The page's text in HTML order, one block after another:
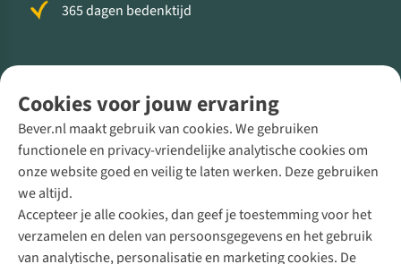
Cookies voor jouw ervaring
Bever.nl maakt gebruik van cookies. We gebruiken
functionele en privacy-vriendelijke analytische cookies om
onze website goed en veilig te laten werken. Deze gebruiken
we altijd.
Accepteer je alle cookies, dan geef je toestemming voor het
verzamelen en delen van persoonsgegevens en het gebruik
van analytische, personalisatie en marketing cookies. De
365 dagen bedenktijd
Direct advies van een Buitenexpert
+31 (0)85 888 50 88
+31 6 12 28 49 80